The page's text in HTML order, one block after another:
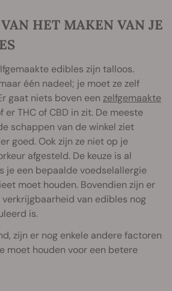
HET MAKEN VAN JE
edibles zijn talloos.
één nadeel; je moet ze zelf
gaat niets boven een zelfgemaakte
er THC of CBD in zit. De meeste
schappen van de winkel ziet
goed. Ook zijn ze niet op je
afgesteld. De keuze is al
je een bepaalde voedselallergie
moet houden. Bovendien zijn er
van edibles nog
is.
zijn er nog enkele andere factoren
moet houden voor een betere